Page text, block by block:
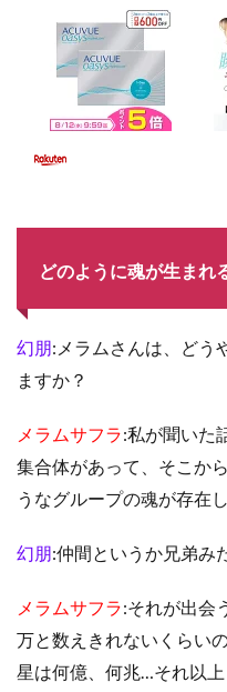
どのように魂が生まれ
幻朋:メラムさんは、どう
ますか？
メラムサフラ:私が聞いた
集合体があって、そこか
うなグループの魂が存在し
幻朋:仲間というか兄弟み
メラムサフラ:それが出会
万と数えきれないくらい
星は何億、何兆…それ以